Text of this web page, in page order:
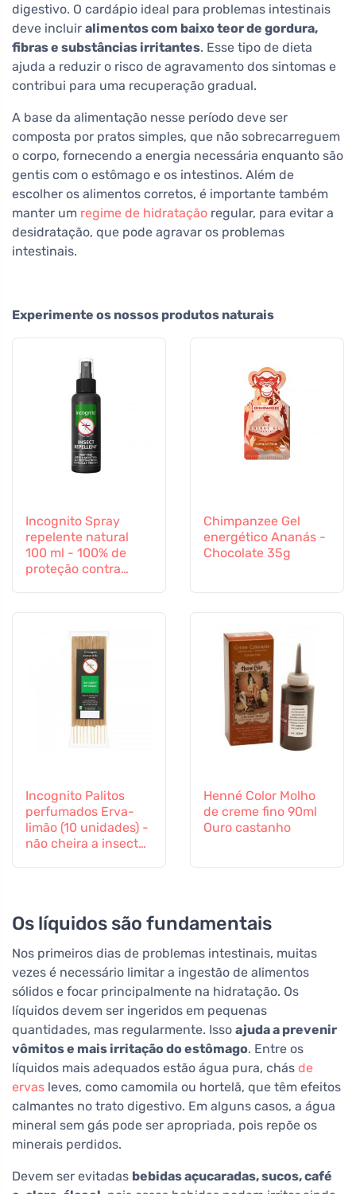
digestivo. O cardápio ideal para problemas intestinais
deve incluir alimentos com baixo teor de gordura,
fibras e substâncias irritantes. Esse tipo de dieta
ajuda a reduzir o risco de agravamento dos sintomas e
contribui para uma recuperação gradual.
A base da alimentação nesse período deve ser
composta por pratos simples, que não sobrecarreguem
o corpo, fornecendo a energia necessária enquanto são
gentis com o estômago e os intestinos. Além de
escolher os alimentos corretos, é importante também
manter um regime de hidratação regular, para evitar a
desidratação, que pode agravar os problemas
intestinais.
Experimente os nossos produtos naturais
Incognito Spray
repelente natural
100 ml - 100% de
proteção contra
Chimpanzee Gel
energético Ananás -
Chocolate 35g
Incognito Palitos
perfumados Erva-
limão (10 unidades) -
não cheira a insectos
Henné Color Molho
de creme fino 90ml
Ouro castanho
Os líquidos são fundamentais
Nos primeiros dias de problemas intestinais, muitas
vezes é necessário limitar a ingestão de alimentos
sólidos e focar principalmente na hidratação. Os
líquidos devem ser ingeridos em pequenas
quantidades, mas regularmente. Isso ajuda a prevenir
vômitos e mais irritação do estômago. Entre os
líquidos mais adequados estão água pura, chás de
ervas leves, como camomila ou hortelã, que têm efeitos
calmantes no trato digestivo. Em alguns casos, a água
mineral sem gás pode ser apropriada, pois repõe os
minerais perdidos.
Devem ser evitadas bebidas açucaradas, sucos, café